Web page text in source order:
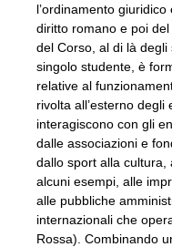
l’ordinamento
diritto romano e poi
del Corso, al di là
singolo studente, è
relative al
rivolta all’esterno
interagiscono con gli
dalle associazioni e
dallo sport alla cultura,
alcuni esempi, alle
alle pubbliche
internazionali che
Rossa). Combinando